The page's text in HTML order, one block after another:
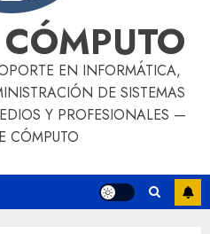
EN INFORMÁTICA,
DE SISTEMAS
Y PROFESIONALES —
CÓMPUTO